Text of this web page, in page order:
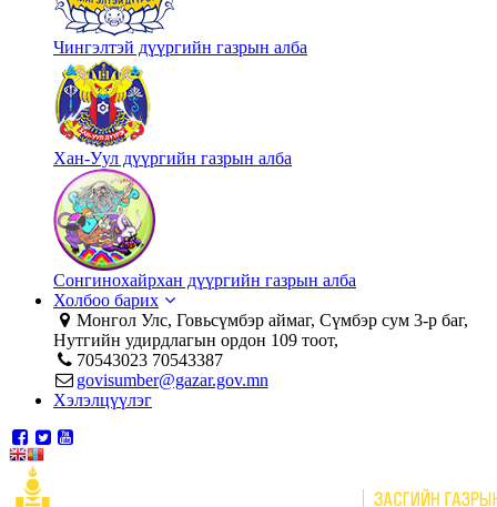
Чингэлтэй дүүргийн газрын алба
Хан-Уул дүүргийн газрын алба
Сонгинохайрхан дүүргийн газрын алба
Холбоо барих
Монгол Улс, Говьсүмбэр аймаг, Сүмбэр сум 3-р баг,
Нутгийн удирдлагын ордон 109 тоот,
70543023 70543387
govisumber@gazar.gov.mn
Хэлэлцүүлэг